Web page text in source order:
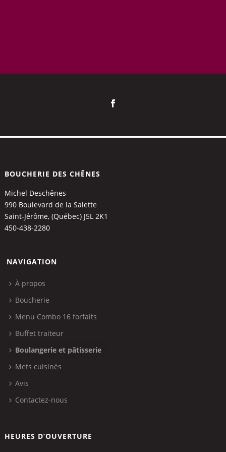
BOUCHERIE DES CHÊNES
Michel Deschênes
990 Boulevard de la Salette
Saint-Jérôme, (Québec) J5L 2K1
450-438-2280
NAVIGATION
À propos
Boucherie
Menu Combo 16 forfaits
Buffet traiteur
Boulangerie et pâtisserie
Mets cuisinés
Avis
Contactez-nous
HEURES D’OUVERTURE